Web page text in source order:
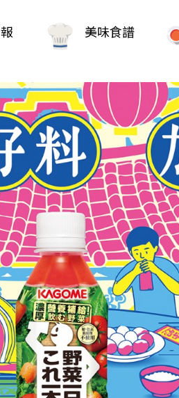
美味食譜